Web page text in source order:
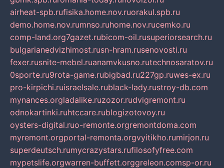
airheat-spb.rufisika.home.nov.ruorakul.spb.ru
demo.home.nov.rumnso.ruhome.nov.rucemko.ru
comp-land.org7gazet.rubicom-oil.rusuperiorsearch.ru
bulgarianedvizhimost.rusn-hram.rusenovosti.ru
fexer.rusnite-mebel.ruanamvkusno.rutechnosaratov.ru
0sporte.ru9rota-game.rubigbad.ru227gp.ruwes-ex.ru
pro-kirpichi.ruisraelsale.rublack-lady.rustroy-db.com
mynances.orgladalike.ruzozor.rudvigremont.ru
odnokartinki.ruhtccare.rublogizotovoy.ru
oysters-digital.ruo-remonte.orgremontdoma.com
myremont.orgportal-remonta.orgvyitikho.rumirjon.ru
superdeutsch.rumycrazystars.rufilosofyfree.com
mypetslife.orgwarren-buffett.orggreleon.comsp-or.ru